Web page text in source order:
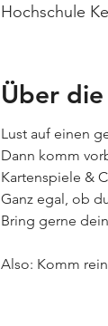
Hochschule
Über
Lust auf einen
Dann komm
Kartenspiele &
Ganz egal, ob
Bring gerne
Also: Komm